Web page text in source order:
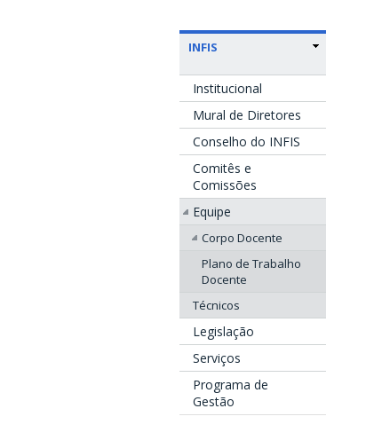
INFIS
Institucional
Mural de Diretores
Conselho do INFIS
Comitês e
Comissões
Equipe
Corpo Docente
Plano de Trabalho
Docente
Técnicos
Legislação
Serviços
Programa de
Gestão